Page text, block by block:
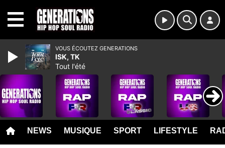
NEWS MUSIQUE SPORT LIFESTYLE
VOUS ÉCOUTEZ GENERATIONS
ISK, TK
Tout l'été